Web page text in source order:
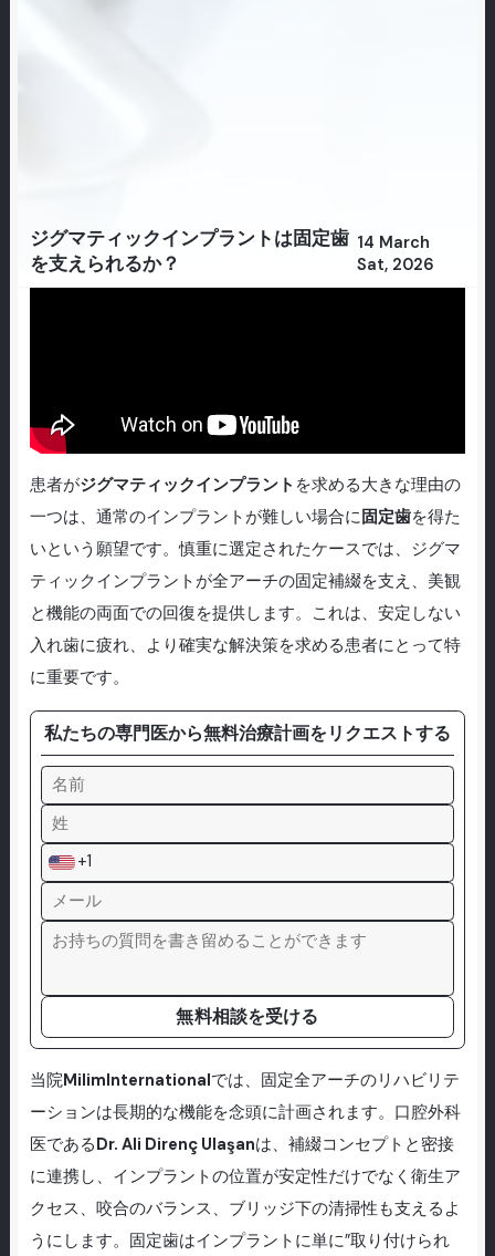
ジグマティックインプラントは固定歯
を支えられるか？
14 March
Sat, 2026
患者がジグマティックインプラント を求める大きな理由の
一つは、通常のインプラントが難しい場合に固定歯を得た
いという願望です。慎重に選定されたケースでは、ジグマ
ティックインプラントが全アーチの固定補綴を支え、美観
と機能の両面での回復を提供します。これは、安定しない
入れ歯に疲れ、より確実な解決策を求める患者にとって特
に重要です。
私たちの専門医から無料治療計画をリクエストする
+1
無料相談を受ける
当院MilimInternationalでは、固定全アーチのリハビリテ
ーションは長期的な機能を念頭に計画されます。口腔外科
医であるDr. Ali Direnç Ulaşanは、補綴コンセプトと密接
に連携し、インプラントの位置が安定性だけでなく衛生ア
クセス、咬合のバランス、ブリッジ下の清掃性も支えるよ
うにします。固定歯はインプラントに単に”取り付けられ